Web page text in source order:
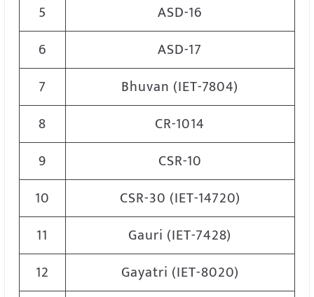
5
ASD-16
6
ASD-17
7
Bhuvan (IET-7804)
8
CR-1014
9
CSR-10
10
CSR-30 (IET-14720)
11
Gauri (IET-7428)
12
Gayatri (IET-8020)